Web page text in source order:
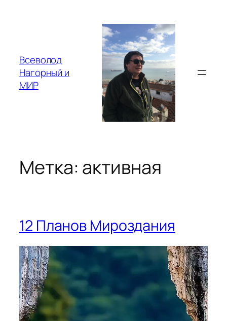
Всеволод
Нагорный и
МИР
Метка: активная
12 Планов Мироздания
Видеоплеер